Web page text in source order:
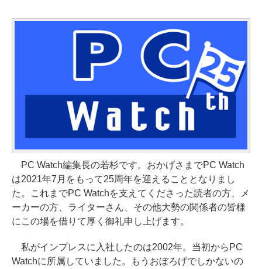
PC Watch編集長の若杉です。おかげさまでPC Watch
は2021年7月をもって25周年を迎えることとなりまし
た。これまでPC Watchを支えてくださった読者の方、メ
ーカーの方、ライターさん、その他大勢の関係者の皆様
にこの場を借りて厚く御礼申し上げます。
私がインプレスに入社したのは2002年。当初からPC
Watchに所属していました。もうおぼろげでしかないの